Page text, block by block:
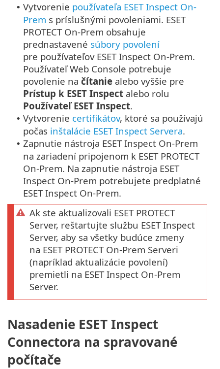
• Vytvorenie používateľa ESET Inspect On-
Prem s príslušnými povoleniami. ESET
PROTECT On-Prem obsahuje
prednastavené súbory povolení
pre používateľov ESET Inspect On-Prem.
Používateľ Web Console potrebuje
povolenie na čítanie alebo vyššie pre
Prístup k ESET Inspect alebo rolu
Používateľ ESET Inspect.
• Vytvorenie certifikátov, ktoré sa používajú
počas inštalácie ESET Inspect Servera.
• Zapnutie nástroja ESET Inspect On-Prem
na zariadení pripojenom k ESET PROTECT
On-Prem. Na zapnutie nástroja ESET
Inspect On-Prem potrebujete predplatné
ESET Inspect On-Prem.
Ak ste aktualizovali ESET PROTECT
Server, reštartujte službu ESET Inspect
Server, aby sa všetky budúce zmeny
na ESET PROTECT On-Prem Serveri
(napríklad aktualizácie povolení)
premietli na ESET Inspect On-Prem
Server.
Nasadenie ESET Inspect
Connectora na spravované
počítače